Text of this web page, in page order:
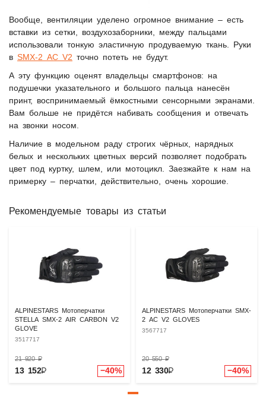
Вообще, вентиляции уделено огромное внимание – есть
вставки из сетки, воздухозаборники, между пальцами
использовали тонкую эластичную продуваемую ткань. Руки
в SMX-2 AC V2 точно потеть не будут.
А эту функцию оценят владельцы смартфонов: на
подушечки указательного и большого пальца нанесён
принт, воспринимаемый ёмкостными сенсорными экранами.
Вам больше не придётся набивать сообщения и отвечать
на звонки носом.
Наличие в модельном раду строгих чёрных, нарядных
белых и нескольких цветных версий позволяет подобрать
цвет под куртку, шлем, или мотоцикл. Заезжайте к нам на
примерку – перчатки, действительно, очень хорошие.
Рекомендуемые товары из статьи
ALPINESTARS Мотоперчатки
STELLA SMX-2 AIR CARBON V2
GLOVE
3517717
21 920₽
13 152₽ −40%
ALPINESTARS Мотоперчатки SMX-
2 AC V2 GLOVES
3567717
20 550₽
12 330₽ −40%